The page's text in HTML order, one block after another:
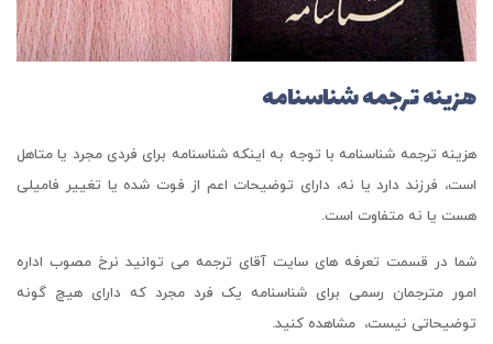
هزینه ترجمه شناسنامه
هزینه ترجمه شناسنامه با توجه به اینکه شناسنامه برای فردی مجرد یا متاهل
است، فرزند دارد یا نه، دارای توضیحات اعم از فوت شده یا تغییر فامیلی
هست یا نه متفاوت است.
شما در قسمت تعرفه های سایت آقای ترجمه می توانید نرخ مصوب اداره
امور مترجمان رسمی برای شناسنامه یک فرد مجرد که دارای هیچ گونه
توضیحاتی نیست، مشاهده کنید.